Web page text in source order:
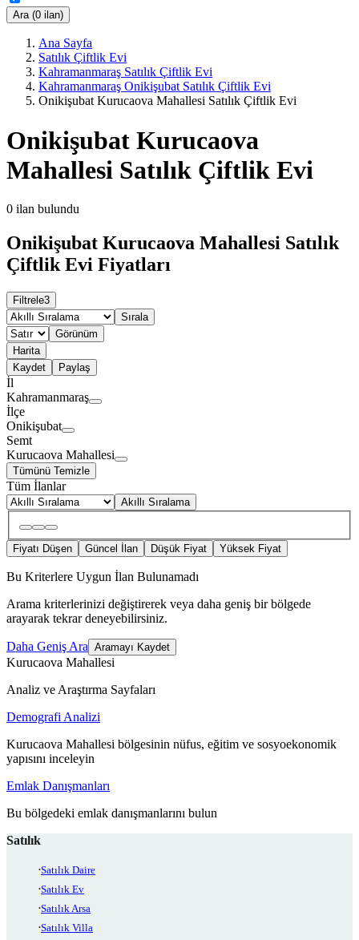
Ara (0 ilan)
Ana Sayfa
Satılık Çiftlik Evi
Kahramanmaraş Satılık Çiftlik Evi
Kahramanmaraş Onikişubat Satılık Çiftlik Evi
Onikişubat Kurucaova Mahallesi Satılık Çiftlik Evi
Onikişubat Kurucaova
Mahallesi Satılık Çiftlik Evi
0 ilan bulundu
Onikişubat Kurucaova Mahallesi Satılık
Çiftlik Evi Fiyatları
Filtrele3
Sırala
Görünüm
Harita
Kaydet
Paylaş
İl
Kahramanmaraş
İlçe
Onikişubat
Semt
Kurucaova Mahallesi
Tümünü Temizle
Tüm İlanlar
Akıllı Sıralama
Fiyatı Düşen Güncel İlan Düşük Fiyat Yüksek Fiyat
Bu Kriterlere Uygun İlan Bulunamadı
Arama kriterlerinizi değiştirerek veya daha geniş bir bölgede
arayarak tekrar deneyebilirsiniz.
Daha Geniş Ara Aramayı Kaydet
Kurucaova Mahallesi
Analiz ve Araştırma Sayfaları
Demografi Analizi
Kurucaova Mahallesi bölgesinin nüfus, eğitim ve sosyoekonomik
yapısını inceleyin
Emlak Danışmanları
Bu bölgedeki emlak danışmanlarını bulun
Satılık
Satılık Daire
Satılık Ev
Satılık Arsa
Satılık Villa